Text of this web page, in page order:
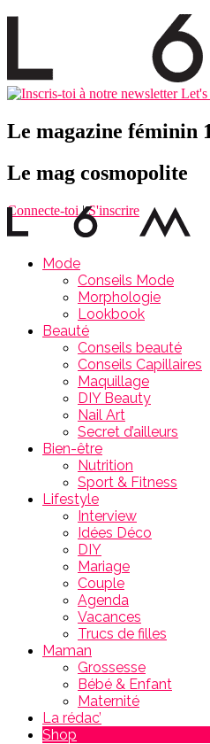
Let's
Le magazine féminin
Le mag cosmopolite
Connecte-toi|S'inscrire
Mode
Conseils Mode
Morphologie
Lookbook
Beauté
Conseils beauté
Conseils Capillaires
Maquillage
DIY Beauty
Nail Art
Secret d’ailleurs
Bien-être
Nutrition
Sport & Fitness
Lifestyle
Interview
Idées Déco
DIY
Mariage
Couple
Agenda
Vacances
Trucs de filles
Maman
Grossesse
Bébé & Enfant
Maternité
La rédac’
Shop